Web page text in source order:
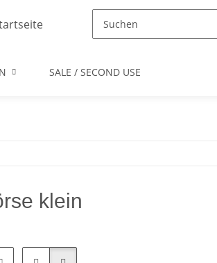
SALE / SECOND USE
klein